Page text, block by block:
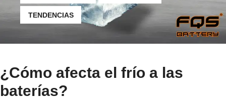
TENDENCIAS
¿Cómo afecta el frío a las
baterías?